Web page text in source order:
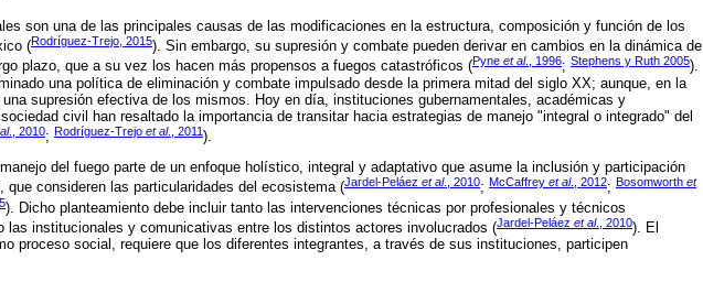
son una de las principales causas de las modificaciones en la estructura, composición y función de los
(Rodríguez-Trejo, 2015). Sin embargo, su supresión y combate pueden derivar en cambios en la dinámica de
plazo, que a su vez los hacen más propensos a fuegos catastróficos (Pyne et al., 1996; Stephens y Ruth 2005).
una política de eliminación y combate impulsado desde la primera mitad del siglo XX; aunque, en la
supresión efectiva de los mismos. Hoy en día, instituciones gubernamentales, académicas y
civil han resaltado la importancia de transitar hacia estrategias de manejo "integral o integrado" del
., 2010; Rodríguez-Trejo et al., 2011).
del fuego parte de un enfoque holístico, integral y adaptativo que asume la inclusión y participación
que consideren las particularidades del ecosistema (Jardel-Peláez et al., 2010; McCaffrey et al., 2012; Bosomworth et
). Dicho planteamiento debe incluir tanto las intervenciones técnicas por profesionales y técnicos
las institucionales y comunicativas entre los distintos actores involucrados (Jardel-Peláez et al., 2010). El
proceso social, requiere que los diferentes integrantes, a través de sus instituciones, participen